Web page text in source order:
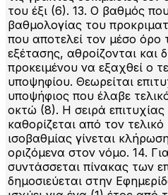
του έξι (6). 13. Ο βαθμός
βαθμολογίας του
που αποτελεί τον μέσο όρο
εξέτασης, αθροίζονται και
προκειμένου να εξαχθεί ο
υποψηφίου. Θεωρείται
υποψήφιος που έλαβε
οκτώ (8). Η σειρά
καθορίζεται από τον
ισοβαθμίας γίνεται
οριζόμενα στον νόμο. 14.
συντάσσεται πίνακας των
δημοσιεύεται στην